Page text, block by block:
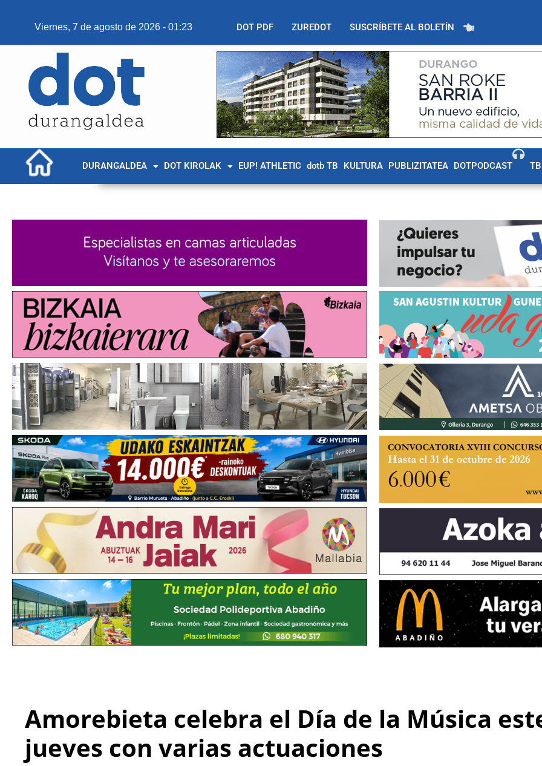
Viernes, 7 de agosto de 2026 - 01:23 DOT PDF ZUREDOT SUSCRÍBETE AL BOLETÍN
DURANGALDEA DOT KIROLAK EUP! ATHLETIC dotb TB KULTURA PUBLIZITATEA DOTPODCAST
Amorebieta celebra el Día de la Música
jueves con varias actuaciones